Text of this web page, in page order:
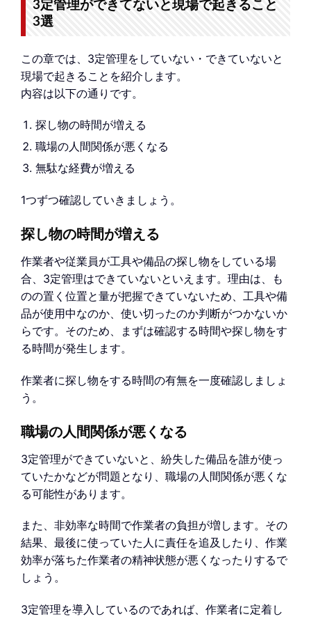
3定管理ができてないと現場で起きること
3選
この章では、3定管理をしていない・できていないと
現場で起きることを紹介します。
内容は以下の通りです。
探し物の時間が増える
職場の人間関係が悪くなる
無駄な経費が増える
1つずつ確認していきましょう。
探し物の時間が増える
作業者や従業員が工具や備品の探し物をしている場
合、3定管理はできていないといえます。理由は、も
のの置く位置と量が把握できていないため、工具や備
品が使用中なのか、使い切ったのか判断がつかないか
らです。そのため、まずは確認する時間や探し物をす
る時間が発生します。
作業者に探し物をする時間の有無を一度確認しましょ
う。
職場の人間関係が悪くなる
3定管理ができていないと、紛失した備品を誰が使っ
ていたかなどが問題となり、職場の人間関係が悪くな
る可能性があります。
また、非効率な時間で作業者の負担が増します。その
結果、最後に使っていた人に責任を追及したり、作業
効率が落ちた作業者の精神状態が悪くなったりするで
しょう。
3定管理を導入しているのであれば、作業者に定着し